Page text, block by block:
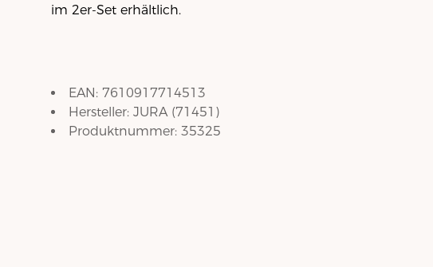
im 2er-Set erhältlich.
EAN: 7610917714513
Hersteller: JURA(71451 )
Produktnummer: 35325